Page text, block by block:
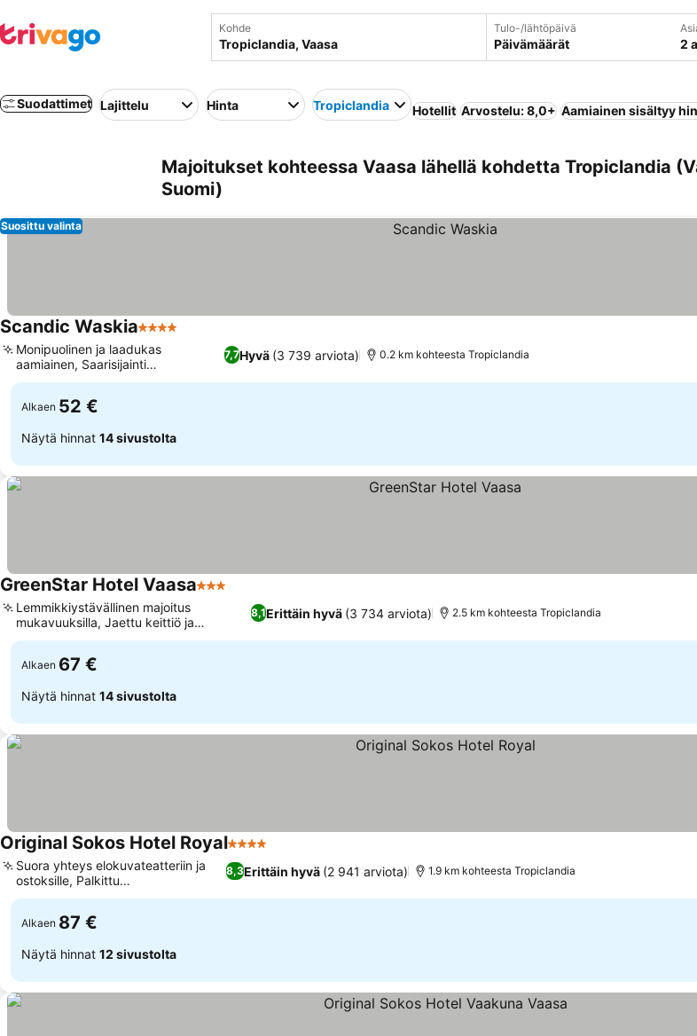
Kohde Tulo-/lähtöpäivä
Päivämäärät 2
Suodattimet Lajittelu Hinta Tropiclandia Hotellit Arvostelu: 8,0+ Aamiainen sisältyy
Majoitukset kohteessa Vaasa lähellä kohdetta Tropiclandia
Suomi)
Suosittu valinta
Scandic Waskia4 Tähtiluokitus
7,7Hyvä (3 739 arviota)
Monipuolinen ja laadukas
aamiainen, Saarisijainti
merinäköalalla
0.2 km kohteesta Tropiclandia
Alkaen 52 €
Näytä hinnat 14 sivustolta
GreenStar Hotel Vaasa3 Tähtiluokitus
8,1Erittäin hyvä (3 734 arviota)
Lemmikkiystävällinen majoitus
mukavuuksilla, Jaettu keittiö ja
jääkaappi käytössäsi
2.5 km kohteesta Tropiclandia
Alkaen 67 €
Näytä hinnat 14 sivustolta
Original Sokos Hotel Royal4 Tähtiluokitus
8,3Erittäin hyvä (2 941 arviota)
Suora yhteys elokuvateatteriin ja
ostoksille, Palkittu
sisustussuunnittelu
1.9 km kohteesta Tropiclandia
Alkaen 87 €
Näytä hinnat 12 sivustolta